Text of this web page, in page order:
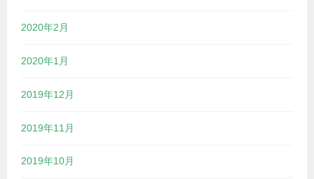
2020年2月
2020年1月
2019年12月
2019年11月
2019年10月